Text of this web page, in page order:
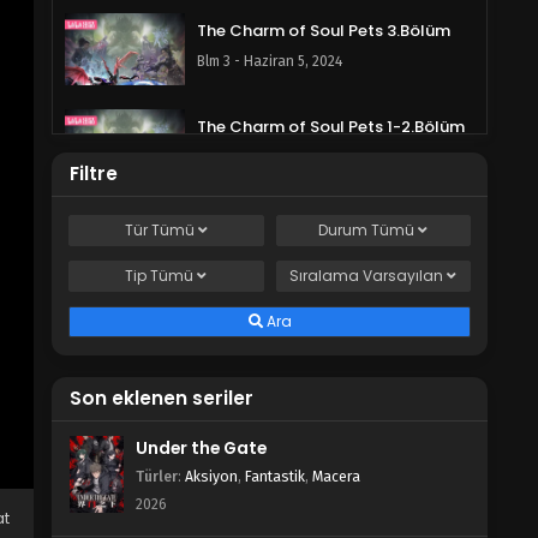
The Charm of Soul Pets 3.Bölüm
Blm 3 - Haziran 5, 2024
The Charm of Soul Pets 1-2.Bölüm
Filtre
TürTümü DurumTümü
TipTümü SıralamaVarsayılan
Ara
Son eklenen seriler
Under the Gate
Türler: Aksiyon, Fantastik, Macera
2026